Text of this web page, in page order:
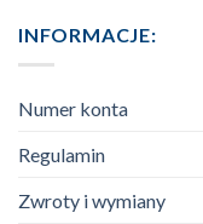
INFORMACJE:
Numer konta
Regulamin
Zwroty i wymiany